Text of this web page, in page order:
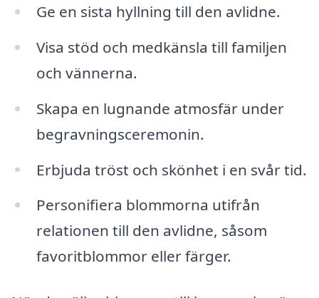
Ge en sista hyllning till den avlidne.
Visa stöd och medkänsla till familjen
och vännerna.
Skapa en lugnande atmosfär under
begravningsceremonin.
Erbjuda tröst och skönhet i en svår tid.
Personifiera blommorna utifrån
relationen till den avlidne, såsom
favoritblommor eller färger.